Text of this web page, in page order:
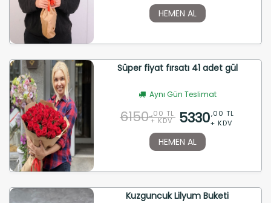
HEMEN AL
Süper fiyat fırsatı 41 adet gül
Aynı Gün Teslimat
6150 ,00 TL
+ KDV 5330,00 TL
+ KDV
HEMEN AL
Kuzguncuk Lilyum Buketi